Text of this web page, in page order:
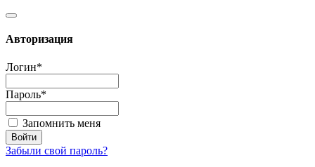
Авторизация
Логин*
Пароль*
Запомнить меня
Забыли свой пароль?